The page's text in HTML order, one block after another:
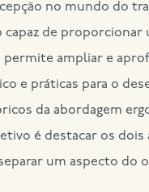
no mundo do
de proporcionar
permite ampliar e
e práticas para o
da abordagem
é destacar os dois
um aspecto do